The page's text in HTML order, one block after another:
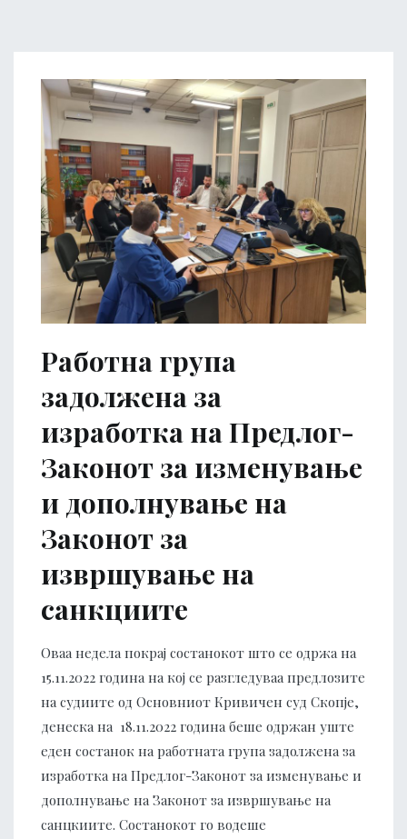
Работна група
задолжена за
изработка на Предлог-
Законот за изменување
и дополнување на
Законот за
извршување на
санкциите
Оваа недела покрај состанокот што се одржа на
15.11.2022 година на кој се разгледуваа предлозите
на судиите од Основниот Кривичен суд Скопје,
денеска на 18.11.2022 година беше одржан уште
еден состанок на работната група задолжена за
изработка на Предлог-Законот за изменување и
дополнување на Законот за извршување на
санцкиите. Состанокот го водеше